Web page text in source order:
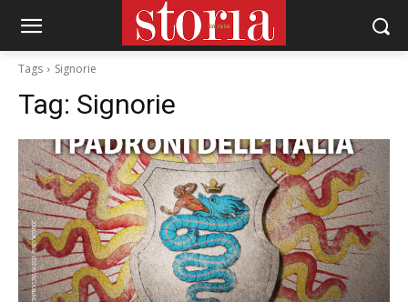
Tags Signorie
Tag: Signorie